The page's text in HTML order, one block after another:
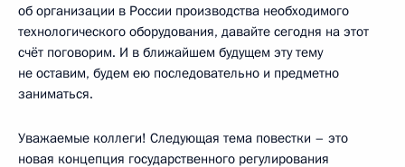
об организации в России производства необходимого
технологического оборудования, давайте сегодня на этот
счёт поговорим. И в ближайшем будущем эту тему
не оставим, будем ею последовательно и предметно
заниматься.
Уважаемые коллеги! Следующая тема повестки – это
новая концепция государственного регулирования